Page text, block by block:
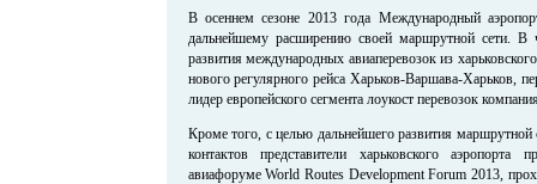
В осеннем сезоне 2013 года Международный
дальнейшему расширению своей маршрутной сети. В
развития международных авиаперевозок из
нового регулярного рейса Харьков-Варшава-Харьков,
лидер европейского сегмента лоукост перевозок
Кроме того, с целью дальнейшего развития
контактов представители харьковского
авиафоруме World Routes Development Forum 2013,